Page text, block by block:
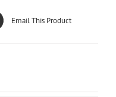
Email This Product